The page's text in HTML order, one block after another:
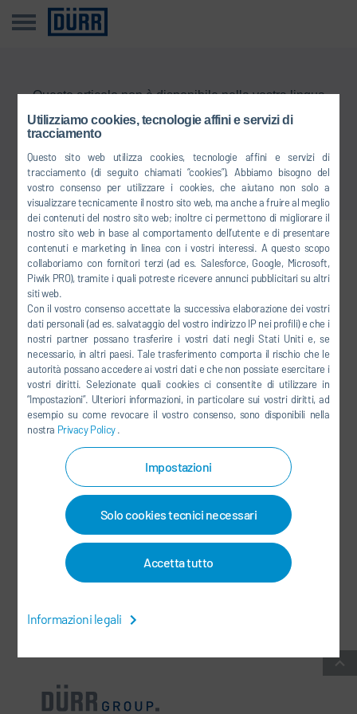
Utilizziamo cookies, tecnologie affini e servizi di
tracciamento
Questo sito web utilizza cookies, tecnologie affini e servizi di
tracciamento (di seguito chiamati “cookies”). Abbiamo bisogno del
vostro consenso per utilizzare i cookies, che aiutano non solo a
visualizzare tecnicamente il nostro sito web, ma anche a fruire al meglio
dei contenuti del nostro sito web; inoltre ci permettono di migliorare il
nostro sito web in base al comportamento dell’utente e di presentare
contenuti e marketing in linea con i vostri interessi. A questo scopo
collaboriamo con fornitori terzi (ad es. Salesforce, Google, Microsoft,
Piwik PRO), tramite i quali potreste ricevere annunci pubblicitari su altri
siti web.
Con il vostro consenso accettate la successiva elaborazione dei vostri
dati personali (ad es. salvataggio del vostro indirizzo IP nei profili) e che i
nostri partner possano trasferire i vostri dati negli Stati Uniti e, se
necessario, in altri paesi. Tale trasferimento comporta il rischio che le
autorità possano accedere ai vostri dati e che non possiate esercitare i
vostri diritti. Selezionate quali cookies ci consentite di utilizzare in
“Impostazioni”. Ulteriori informazioni, in particolare sui vostri diritti, ad
esempio su come revocare il vostro consenso, sono disponibili nella
nostra Privacy Policy.
Impostazioni
Solo cookies tecnici necessari
Accetta tutto
Informazioni legali
Questo articolo non è disponibile nella vostra lingua
Collegatevi con noi
FACEBOOK
YOUTUBE
LINKEDIN
INSTAGRAM
SOCIAL MEDIA
NEWSLETTER
CONTATTI / SEDI
INFORMAZIONI LEGALI
-